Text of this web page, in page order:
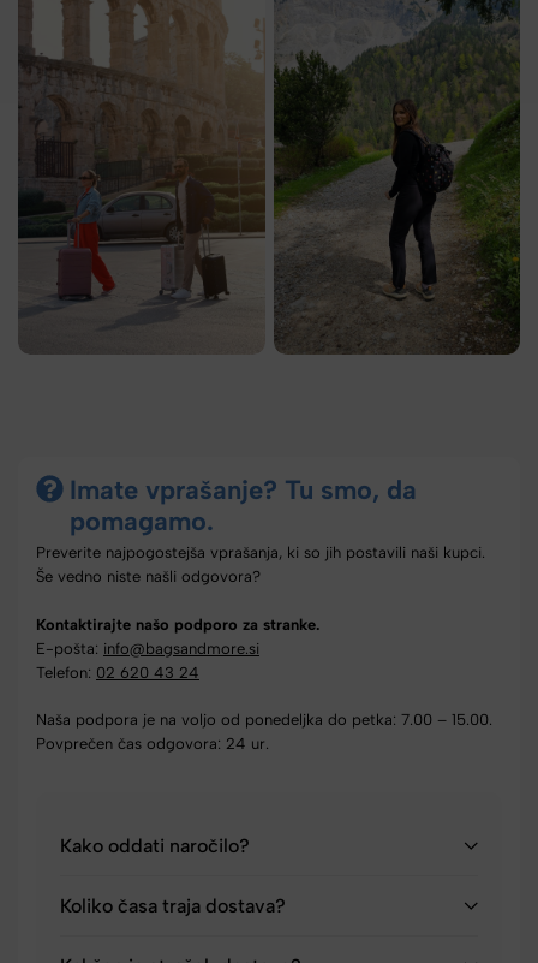
Imate vprašanje? Tu smo, da
pomagamo.
Preverite najpogostejša vprašanja, ki so jih postavili naši kupci.
Še vedno niste našli odgovora?
Kontaktirajte našo podporo za stranke.
E-pošta: info@bagsandmore.si
Telefon: 02 620 43 24
Naša podpora je na voljo od ponedeljka do petka: 7.00 – 15.00.
Povprečen čas odgovora: 24 ur.
Kako oddati naročilo?
Koliko časa traja dostava?